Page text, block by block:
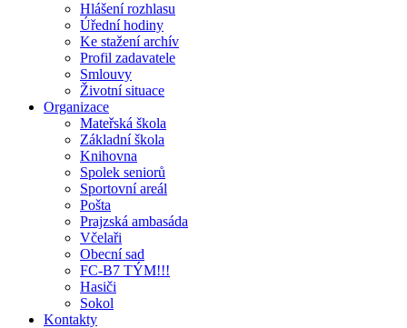
Hlášení rozhlasu
Úřední hodiny
Ke stažení archív
Profil zadavatele
Smlouvy
Životní situace
Organizace
Mateřská škola
Základní škola
Knihovna
Spolek seniorů
Sportovní areál
Pošta
Prajzská ambasáda
Včelaři
Obecní sad
FC-B7 TÝM!!!
Hasiči
Sokol
Kontakty